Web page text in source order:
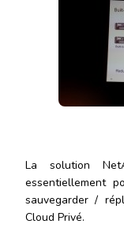
La solution
essentiellement
sauvegarder /
Cloud Privé.